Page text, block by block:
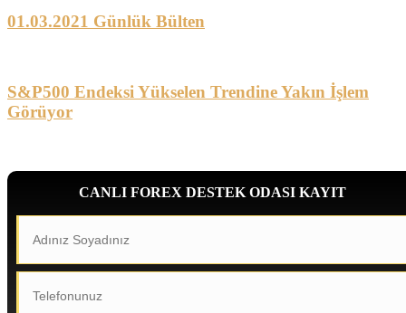
01.03.2021 Günlük Bülten
S&P500 Endeksi Yükselen Trendine Yakın İşlem
Görüyor
CANLI FOREX DESTEK ODASI KAYIT